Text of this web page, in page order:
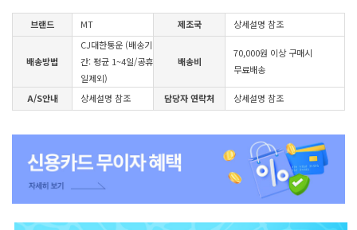
브랜드 MT 제조국 상세설명 참조
배송방법
CJ대한통운 (배송기
간: 평균 1~4일/공휴
일제외)
배송비
70,000원 이상 구매시
무료배송
A/S안내 상세설명 참조 담당자 연락처 상세설명 참조